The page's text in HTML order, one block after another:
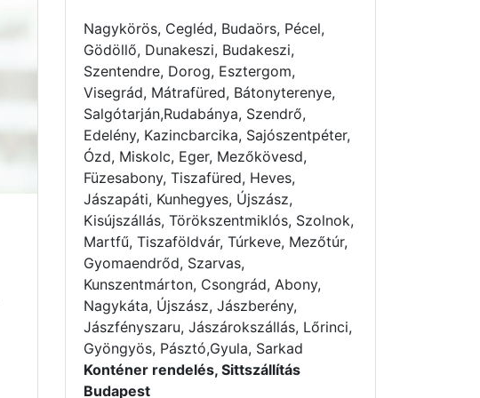
Nagykörös, Cegléd, Budaörs, Pécel,
Gödöllő, Dunakeszi, Budakeszi,
Szentendre, Dorog, Esztergom,
Visegrád, Mátrafüred, Bátonyterenye,
Salgótarján,Rudabánya, Szendrő,
Edelény, Kazincbarcika, Sajószentpéter,
Ózd, Miskolc, Eger, Mezőkövesd,
Füzesabony, Tiszafüred, Heves,
Jászapáti, Kunhegyes, Újszász,
Kisújszállás, Törökszentmiklós, Szolnok,
Martfű, Tiszaföldvár, Túrkeve, Mezőtúr,
Gyomaendrőd, Szarvas,
Kunszentmárton, Csongrád, Abony,
Nagykáta, Újszász, Jászberény,
Jászfényszaru, Jászárokszállás, Lőrinci,
Gyöngyös, Pásztó,Gyula, Sarkad
Konténer rendelés, Sittszállítás
Budapest